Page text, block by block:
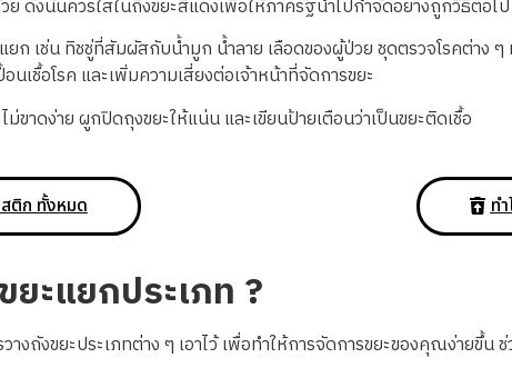
ดังนั้นควรใส่ในถึงขยะสีแดงเพื่อให้ภาครัฐนำไปกำจัดอย่างถูกวิธีต่อไป
ยก เช่น ทิชชู่ที่สัมผัสกับน้ำมูก น้ำลาย เลือดของผู้ป่วย ชุดตรวจโรคต่าง
เชื้อโรค และเพิ่มความเสี่ยงต่อเจ้าหน้าที่จัดการขยะ
ขาดง่าย ผูกปิดถุงขยะให้แน่น และเขียนป้ายเตือนว่าเป็นขยะติดเชื้อ
ติก ทั้งหมด ท
ะแยกประเภท ?
งถังขยะประเภทต่าง ๆ เอาไว้ เพื่อทำให้การจัดการขยะของคุณง่ายขึ้